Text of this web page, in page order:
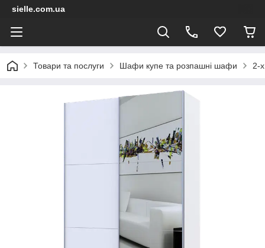
sielle.com.ua
Товари та послуги Шафи купе та розпашні шафи 2-